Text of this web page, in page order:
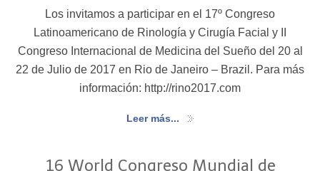
Los invitamos a participar en el 17º Congreso
Latinoamericano de Rinología y Cirugía Facial y II
Congreso Internacional de Medicina del Sueño del 20 al
22 de Julio de 2017 en Rio de Janeiro – Brazil. Para más
información: http://rino2017.com
Leer más...
16 World Congreso Mundial de